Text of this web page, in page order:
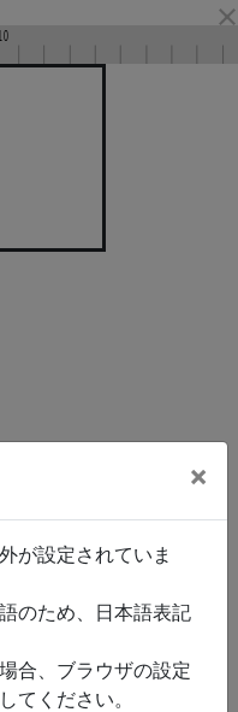
×
が設定されていま
のため、日本語表記
合、ブラウザの設定
てください。